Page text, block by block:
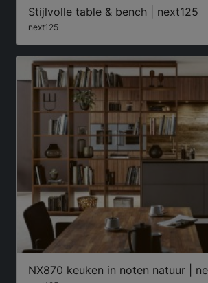
Stijlvolle table & bench | next125
next125
NX870 keuken in noten natuur |